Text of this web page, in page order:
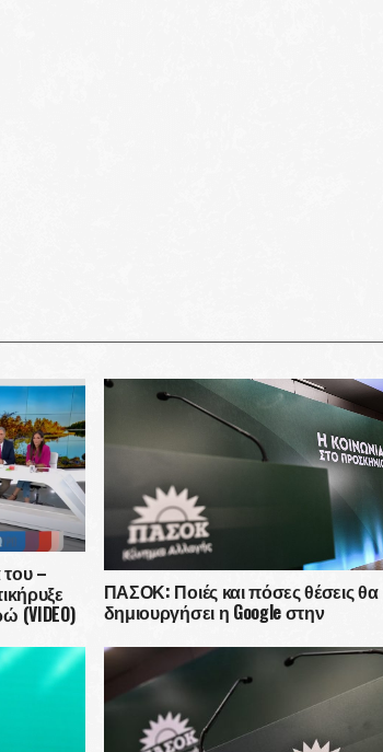
–
(VIDEO)
ΠΑΣΟΚ: Ποιές και πόσες θέσεις θα
δημιουργήσει η Google στην
κοινωνία!